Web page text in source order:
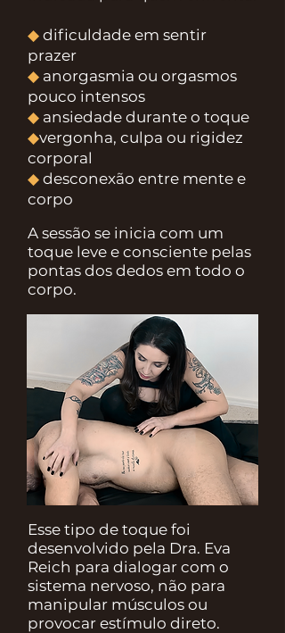
◆ dificuldade em sentir
prazer
◆ anorgasmia ou orgasmos
pouco intensos
◆ ansiedade durante o toque
◆vergonha, culpa ou rigidez
corporal
◆ desconexão entre mente e
corpo
A sessão se inicia com um
toque leve e consciente pelas
pontas dos dedos em todo o
corpo.
Esse tipo de toque foi
desenvolvido pela Dra. Eva
Reich para dialogar com o
sistema nervoso, não para
manipular músculos ou
provocar estímulo direto.